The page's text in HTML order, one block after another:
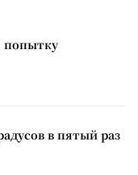
попытку
в пятый раз